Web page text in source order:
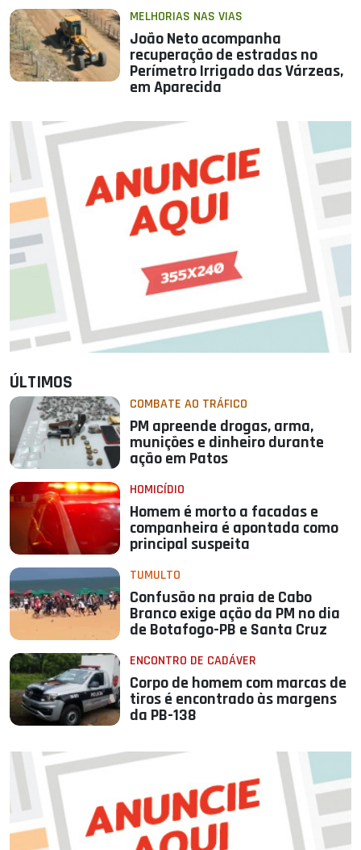
MELHORIAS NAS VIAS
João Neto acompanha
recuperação de estradas no
Perímetro Irrigado das Várzeas,
em Aparecida
ÚLTIMOS
COMBATE AO TRÁFICO
PM apreende drogas, arma,
munições e dinheiro durante
ação em Patos
HOMICÍDIO
Homem é morto a facadas e
companheira é apontada como
principal suspeita
TUMULTO
Confusão na praia de Cabo
Branco exige ação da PM no dia
de Botafogo-PB e Santa Cruz
ENCONTRO DE CADÁVER
Corpo de homem com marcas de
tiros é encontrado às margens
da PB-138